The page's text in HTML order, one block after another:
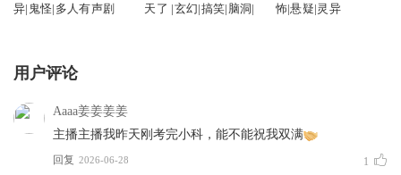
异|鬼怪|多人有声剧
天了 |玄幻|搞笑|脑洞|
怖|悬疑|灵异
用户评论
Aaaa姜姜姜姜
主播主播我昨天刚考完小科，能不能祝我双满
回复 2026-06-28 1